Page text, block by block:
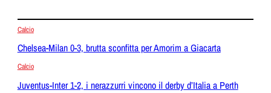
Calcio
Chelsea-Milan 0-3, brutta sconfitta per Amorim a Giacarta
Calcio
Juventus-Inter 1-2, i nerazzurri vincono il derby d’Italia a Perth